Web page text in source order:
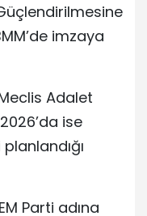
imzaya
Adalet
ise
Parti adına